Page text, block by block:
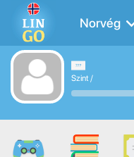
Norvég
Szint/